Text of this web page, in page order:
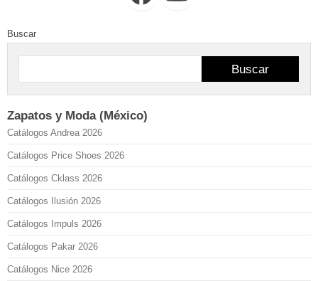
Buscar
Buscar
Zapatos y Moda (México)
Catálogos Andrea 2026
Catálogos Price Shoes 2026
Catálogos Cklass 2026
Catálogos Ilusión 2026
Catálogos Impuls 2026
Catálogos Pakar 2026
Catálogos Nice 2026